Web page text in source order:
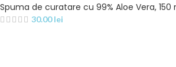
Spuma de curatare cu 99% Aloe Vera, 150
30.00lei